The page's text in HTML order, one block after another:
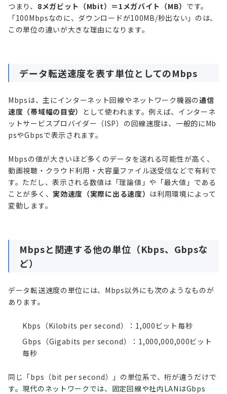
つまり、 8メガビット（Mbit）＝1メガバイト（MB） です。
「100Mbpsなのに、ダウンロードが100MB/秒出ない」のは、
この単位の違いが大きな理由になります。
データ転送速度を表す単位としてのMbps
Mbpsは、主にインターネット回線やネットワーク機器の通信
速度（帯域幅の目安） として使われます。例えば、インターネ
ットサービスプロバイダー（ISP）の回線速度は、一般的にMb
psやGbpsで表示されます。
Mbpsの値が大きいほど多くのデータを送れる可能性が高く、
動画視聴・クラウド利用・大容量ファイル送受信などで有利で
す。ただし、表示される数値は「理論値」や「最大値」である
ことが多く、実効速度（実際に出る速度） は利用環境によって
変動します。
Mbpsと関連する他の単位（Kbps、Gbpsな
ど）
データ転送速度の単位には、Mbps以外にも次のようなものが
あります。
Kbps（Kilobits per second）：1,000ビット毎秒
Gbps（Gigabits per second）：1,000,000,000ビット
毎秒
同じ「bps（bit per second）」の単位系で、桁が違うだけで
す。現代のネットワークでは、固定回線や社内LANはGbps